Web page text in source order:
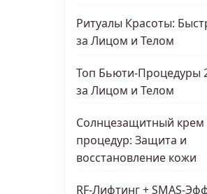
Ритуалы Красоты:
за Лицом и Телом
Топ Бьюти-Процедуры
за Лицом и Телом
Солнцезащитный крем
процедур: Защита и
восстановление кожи
RF-Лифтинг + SMAS-